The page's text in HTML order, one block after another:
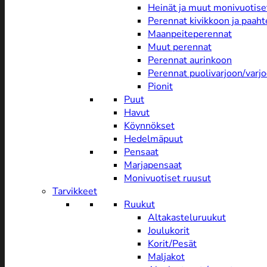
Heinät ja muut
Perennat kivikkoon ja
Maanpeiteperennat
Muut perennat
Perennat aurinkoon
Perennat puolivarjoon/
Pionit
Puut
Havut
Köynnökset
Hedelmäpuut
Pensaat
Marjapensaat
Monivuotiset ruusut
Tarvikkeet
Ruukut
Altakasteluruukut
Joulukorit
Korit/Pesät
Maljakot